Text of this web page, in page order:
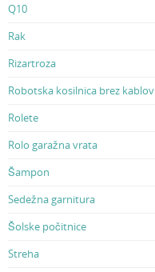
Q10
Rak
Rizartroza
Robotska kosilnica brez kablov
Rolete
Rolo garažna vrata
Šampon
Sedežna garnitura
Šolske počitnice
Streha